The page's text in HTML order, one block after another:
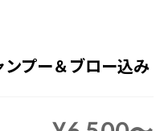
プー＆ブロー込み